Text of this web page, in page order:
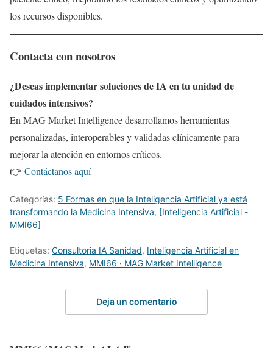
los recursos disponibles.
Contacta con nosotros
¿Deseas implementar soluciones de IA en tu unidad de
cuidados intensivos?
En MAG Market Intelligence desarrollamos herramientas
personalizadas, interoperables y validadas clínicamente para
mejorar la atención en entornos críticos.
👉 Contáctanos aquí
Categorías: 5 Formas en que la Inteligencia Artificial ya está
transformando la Medicina Intensiva, [Inteligencia Artificial -
MMI66]
Etiquetas: Consultoria IA Sanidad, Inteligencia Artificial en
Medicina Intensiva, MMI66 · MAG Market Intelligence
Deja un comentario